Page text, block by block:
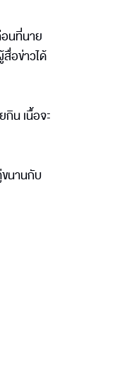
นที่นาย
อข่าวได้
กิน เนื้อจะ
นานกับ